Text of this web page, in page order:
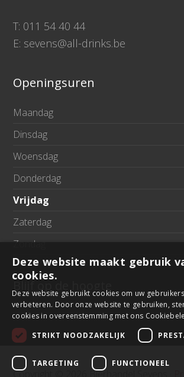
T: 011 54 40 44
E: sevens@all-drinks.be
Openingsuren
Maandag
Dinsdag
Woensdag
Donderdag
Vrijdag
Zaterdag
Zondag
Copyright © 2026 Bierhandel Sevens ·
Deze website maakt gebruik
cookies.
Deze website gebruikt cookies om uw
verbeteren. Door onze website te gebruiken,
cookies in overeenstemming met ons
STRIKT NOODZAKELIJK
TARGETING FUNCTIONEEL